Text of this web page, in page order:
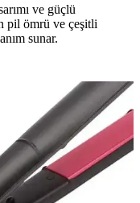
ve güçlü
pil ömrü ve çeşitli
sunar.